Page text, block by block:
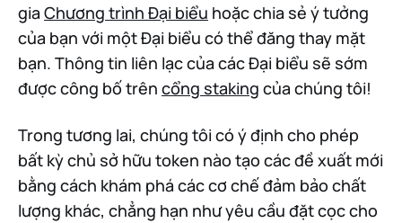
gia Chương trình Đại biểu hoặc chia sẻ ý tưởng
của bạn với một Đại biểu có thể đăng thay mặt
bạn. Thông tin liên lạc của các Đại biểu sẽ sớm
được công bố trên cổng staking của chúng tôi!
Trong tương lai, chúng tôi có ý định cho phép
bất kỳ chủ sở hữu token nào tạo các đề xuất mới
bằng cách khám phá các cơ chế đảm bảo chất
lượng khác, chẳng hạn như yêu cầu đặt cọc cho